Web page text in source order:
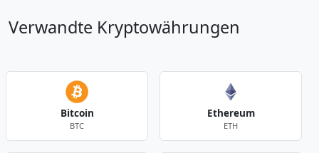
Verwandte Kryptowährungen
Bitcoin
BTC
Ethereum
ETH